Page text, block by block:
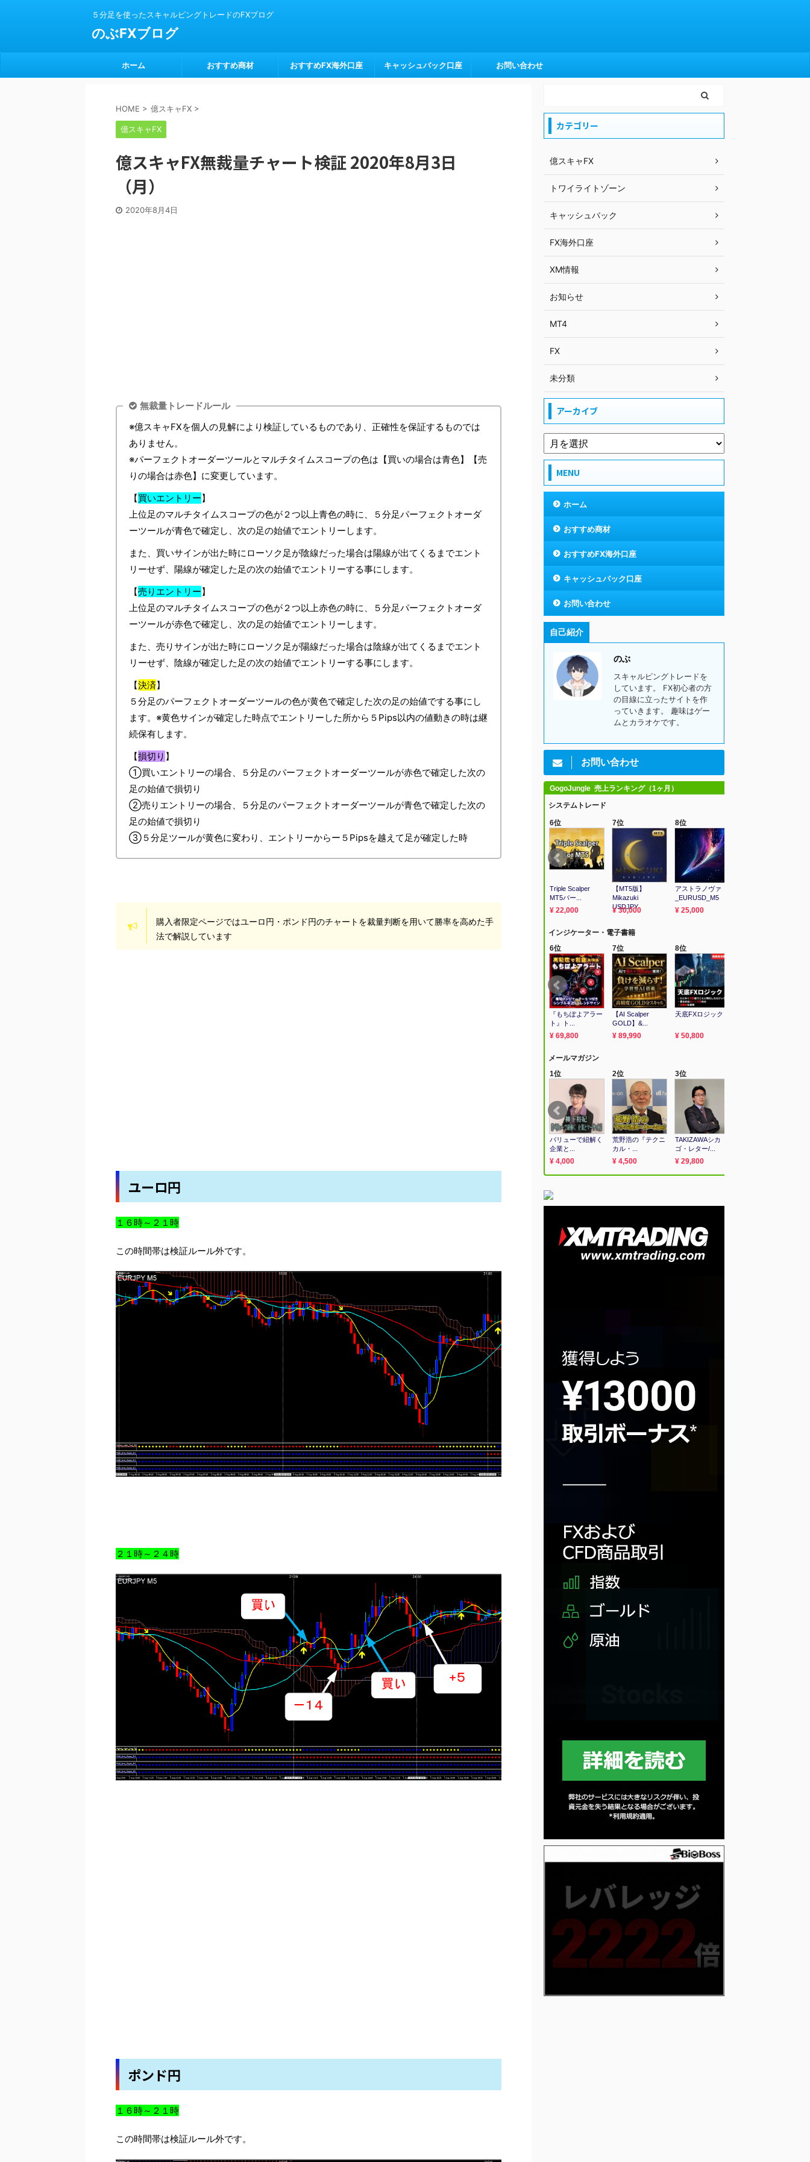
５分足を使ったスキャルピングトレードのFXブログ
のぶFXブログ
ホーム おすすめ商材 おすすめFX海外口座 キャッシュバック口座 お問い合わせ
HOME > 億スキャFX >
億スキャFX
億スキャFX無裁量チャート検証 2020年8月3日
（月）
2020年8月4日
無裁量トレードルール
※億スキャFXを個人の見解により検証しているものであり、正確性を保証するものでは
ありません。
※パーフェクトオーダーツールとマルチタイムスコープの色は【買いの場合は青色】【売
りの場合は赤色】に変更しています。
【買いエントリー】
上位足のマルチタイムスコープの色が２つ以上青色の時に、５分足パーフェクトオーダ
ーツールが青色で確定し、次の足の始値でエントリーします。
また、買いサインが出た時にローソク足が陰線だった場合は陽線が出てくるまでエント
リーせず、陽線が確定した足の次の始値でエントリーする事にします。
【売りエントリー】
上位足のマルチタイムスコープの色が２つ以上赤色の時に、５分足パーフェクトオーダ
ーツールが赤色で確定し、次の足の始値でエントリーします。
また、売りサインが出た時にローソク足が陽線だった場合は陰線が出てくるまでエント
リーせず、陰線が確定した足の次の始値でエントリーする事にします。
【決済】
５分足のパーフェクトオーダーツールの色が黄色で確定した次の足の始値でする事にし
ます。※黄色サインが確定した時点でエントリーした所から５Pips以内の値動きの時は継
続保有します。
【損切り 】
①買いエントリーの場合、５分足のパーフェクトオーダーツールが赤色で確定した次の
足の始値で損切り
②売りエントリーの場合、５分足のパーフェクトオーダーツールが青色で確定した次の
足の始値で損切り
③５分足ツールが黄色に変わり、エントリーからー５Pipsを越えて足が確定した時
購入者限定ページではユーロ円・ポンド円のチャートを裁量判断を用いて勝率を高めた手
法で解説しています
ユーロ円
１６時～２１時
この時間帯は検証ルール外です。
２１時～２４時
ポンド円
１６時～２１時
この時間帯は検証ルール外です。
カテゴリー
億スキャFX
トワイライトゾーン
キャッシュバック
FX海外口座
XM情報
お知らせ
MT4
FX
未分類
アーカイブ
MENU
ホーム
おすすめ商材
おすすめFX海外口座
キャッシュバック口座
お問い合わせ
自己紹介
のぶ
スキャルピングトレードを
しています。 FX初心者の方
の目線に立ったサイトを作
っていきます。 趣味はゲー
ムとカラオケです。
お問い合わせ